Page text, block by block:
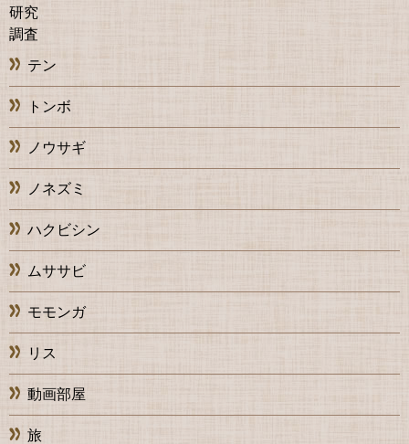
研究
調査
テン
トンボ
ノウサギ
ノネズミ
ハクビシン
ムササビ
モモンガ
リス
動画部屋
旅